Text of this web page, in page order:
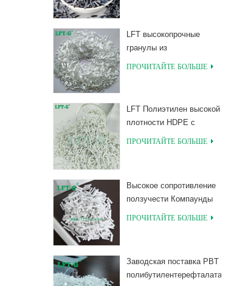
LFT высокопрочные
гранулы из
полимолочной кислоты
ПРОЧИТАЙТЕ БОЛЬШЕ
LFT Полиэтилен высокой
плотности HDPE с
армированием длинным
ПРОЧИТАЙТЕ БОЛЬШЕ
Высокое сопротивление
ползучести Компаунды
из длинного
ПРОЧИТАЙТЕ БОЛЬШЕ
Заводская поставка PBT
полибутилентерефталата